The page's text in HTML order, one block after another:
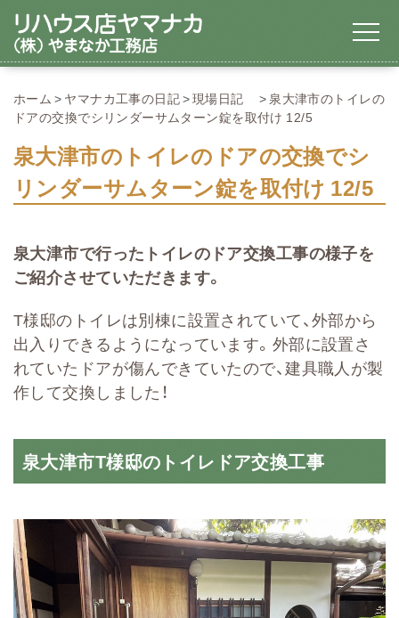
ホーム ヤマナカ工事の日記 現場日記
泉大津市のトイレの
ドアの交換でシリンダーサムターン錠を取付け 12/5
泉大津市のトイレのドアの交換でシ
リンダーサムターン錠を取付け 12/5
泉大津市で行ったトイレのドア交換工事の様子を
ご紹介させていただきます。
T様邸のトイレは別棟に設置されていて、外部から
出入りできるようになっています。外部に設置さ
れていたドアが傷んできていたので、建具職人が製
作して交換しました！
泉大津市T様邸のトイレドア交換工事